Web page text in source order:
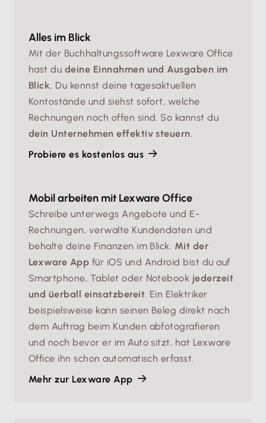
Alles im Blick
Mit der Buchhaltungssoftware Lexware Office
hast du deine Einnahmen und Ausgaben im
Blick. Du kennst deine tagesaktuellen
Kontostände und siehst sofort, welche
Rechnungen noch offen sind. So kannst du
dein Unternehmen effektiv steuern
Probiere es kostenlos aus
Mobil arbeiten mit Lexware Office
Schreibe unterwegs Angebote und E-
Rechnungen, verwalte Kundendaten und
behalte deine Finanzen im Blick. Mit der
Lexware App für iOS und Android bist du auf
Smartphone, Tablet oder Notebook jederzeit
und üerball einsatzbereit . Ein Elektriker
beispielsweise kann seinen Beleg direkt nach
dem Auftrag beim Kunden abfotografieren
und noch bevor er im Auto sitzt, hat Lexware
Office ihn schon automatisch erfasst.
Mehr zur Lexware App